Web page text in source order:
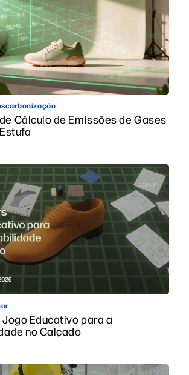
Cálculo de Emissões de Gases
Jogo Educativo para a
no Calçado